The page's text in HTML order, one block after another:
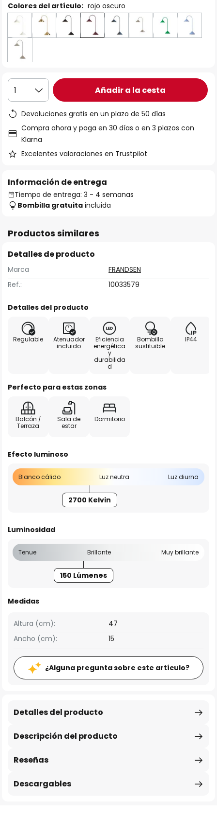
Colores del artículo: rojo oscuro
1 Añadir a la cesta
Devoluciones gratis en un plazo de 50 días
Compra ahora y paga en 30 días o en 3 plazos con
Klarna
Excelentes valoraciones en Trustpilot
Información de entrega
Tiempo de entrega: 3 - 4 semanas
Bombilla gratuita incluida
Productos similares
Detalles de producto
Marca
FRANDSEN
Ref.:
10033579
Detalles del producto
Regulable
Atenuador
incluido
Eficiencia
energética
y
durabilida
d
Bombilla
sustituible
IP44
Perfecto para estas zonas
Balcón /
Terraza
Sala de
estar
Dormitorio
Efecto luminoso
Blanco cálido Luz neutra Luz diurna
2700 Kelvin
Luminosidad
Tenue Brillante Muy brillante
150 Lúmenes
Medidas
Ancho (cm): 15
Altura (cm): 47
¿Alguna pregunta sobre este artículo?
Descripción del producto
Detalles del producto
Reseñas
Descargables